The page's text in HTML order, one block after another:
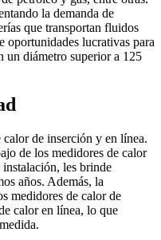
la demanda de
que transportan fluidos
oportunidades lucrativas para
un diámetro superior a 125
de inserción y en línea.
de los medidores de calor
les brinde
años. Además, la
medidores de calor de
calor en línea, lo que